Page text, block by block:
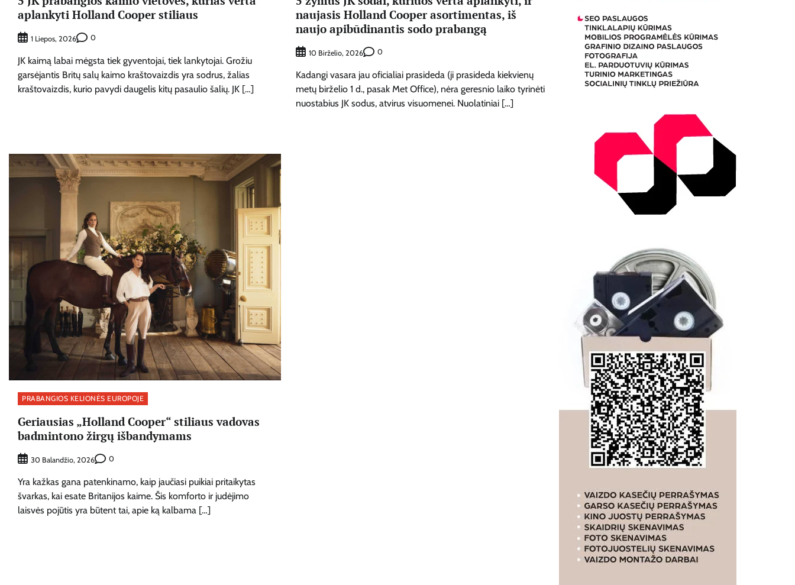
aplankyti Holland Cooper stiliaus
1 Liepos, 2026 0
JK kaimą labai mėgsta tiek gyventojai, tiek lankytojai. Grožiu
garsėjantis Britų salų kaimo kraštovaizdis yra sodrus, žalias
kraštovaizdis, kurio pavydi daugelis kitų pasaulio šalių. JK […]
naujasis Holland Cooper asortimentas, iš
naujo apibūdinantis sodo prabangą
10 Birželio, 2026 0
Kadangi vasara jau oficialiai prasideda (ji prasideda kiekvienų
metų birželio 1 d., pasak Met Office), nėra geresnio laiko tyrinėti
nuostabius JK sodus, atvirus visuomenei. Nuolatiniai […]
PRABANGIOS KELIONĖS EUROPOJE
Geriausias „Holland Cooper“ stiliaus vadovas
badmintono žirgų išbandymams
30 Balandžio, 2026 0
Yra kažkas gana patenkinamo, kaip jaučiasi puikiai pritaikytas
švarkas, kai esate Britanijos kaime. Šis komforto ir judėjimo
laisvės pojūtis yra būtent tai, apie ką kalbama […]